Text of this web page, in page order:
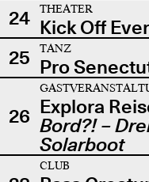
24
THEATER
Kick Off
25
TANZ
Pro
26 Explora
Bord?! –
Solarboot
CLUB